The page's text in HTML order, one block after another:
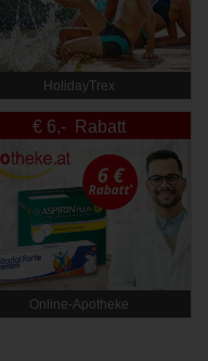
HolidayTrex
€ 6,- Rabatt
Online‑Apotheke